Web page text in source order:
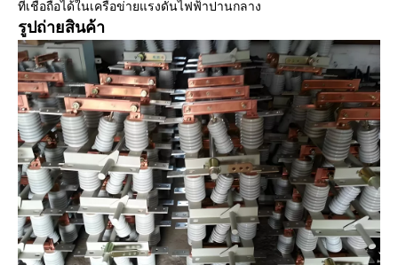
ที่เชื่อถือได้ในเครือข่ายแรงดันไฟฟ้าปานกลาง
รูปถ่ายสินค้า